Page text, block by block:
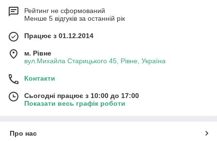
Рейтинг не сформований
Менше 5 відгуків за останній рік
Працює з 01.12.2014
м. Рівне
вул.Михайла Старицького 45, Рівне, Україна
Контакти
Сьогодні працює з 10:00 до 17:00
Показати весь графік роботи
Про нас